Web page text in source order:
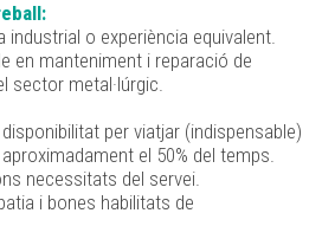
o experiència equivalent.
en manteniment i reparació de
sector metal·lúrgic.
per viatjar (indispensable)
el 50% del temps.
necessitats del servei.
i bones habilitats de